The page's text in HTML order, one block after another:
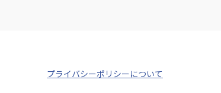
プライバシーポリシーについて